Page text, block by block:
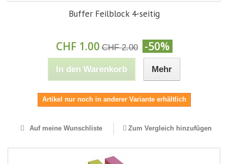
Buffer Feilblock 4-seitig
CHF 1.00 CHF 2.00 -50%
In den Warenkorb Mehr
Artikel nur noch in anderer Variante erhältlich
Auf meine Wunschliste Zum Vergleich hinzufügen